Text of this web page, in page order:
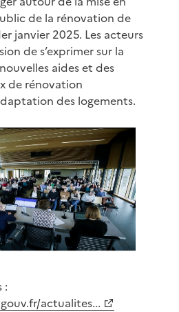
de la rénovation de
janvier 2025. Les acteurs
de s’exprimer sur la
aides et des
de rénovation
des logements.
:
actualites...